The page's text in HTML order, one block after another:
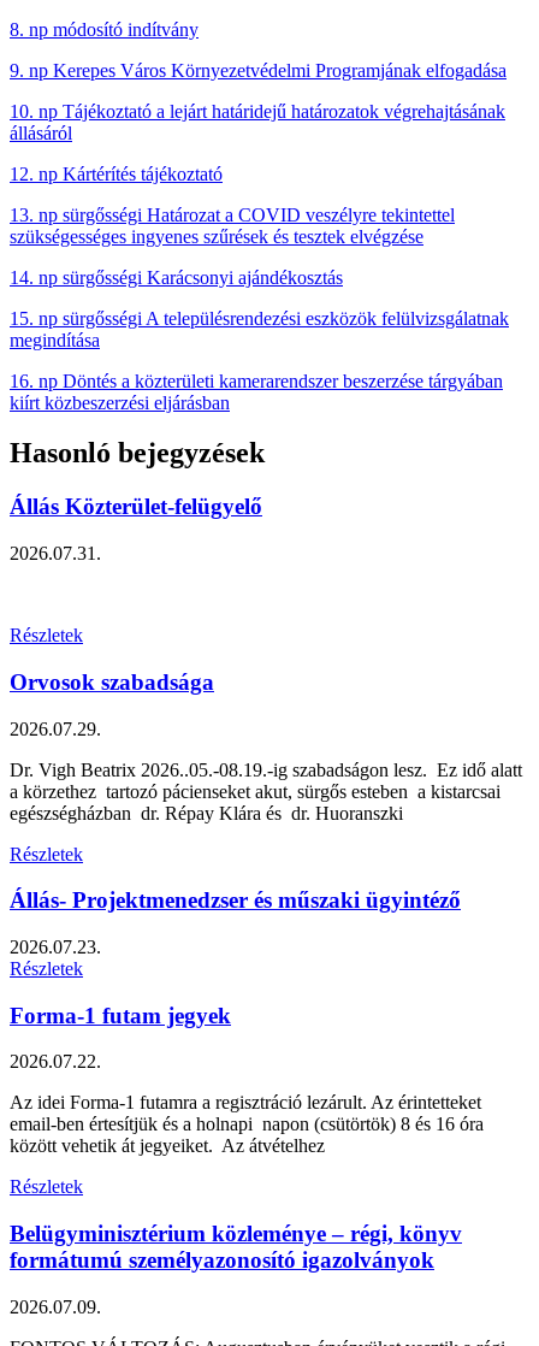
8. np módosító indítvány
9. np Kerepes Város Környezetvédelmi Programjának elfogadása
10. np Tájékoztató a lejárt határidejű határozatok végrehajtásának
állásáról
12. np Kártérítés tájékoztató
13. np sürgősségi Határozat a COVID veszélyre tekintettel
szükségességes ingyenes szűrések és tesztek elvégzése
14. np sürgősségi Karácsonyi ajándékosztás
15. np sürgősségi A településrendezési eszközök felülvizsgálatnak
megindítása
16. np Döntés a közterületi kamerarendszer beszerzése tárgyában
kiírt közbeszerzési eljárásban
Hasonló bejegyzések
Állás Közterület-felügyelő
2026.07.31.
Részletek
Orvosok szabadsága
2026.07.29.
Dr. Vigh Beatrix 2026..05.-08.19.-ig szabadságon lesz. Ez idő alatt
a körzethez tartozó pácienseket akut, sürgős esteben a kistarcsai
egészségházban dr. Répay Klára és dr. Huoranszki
Részletek
Állás- Projektmenedzser és műszaki ügyintéző
2026.07.23.
Részletek
Forma-1 futam jegyek
2026.07.22.
Az idei Forma-1 futamra a regisztráció lezárult. Az érintetteket
email-ben értesítjük és a holnapi napon (csütörtök) 8 és 16 óra
között vehetik át jegyeiket. Az átvételhez
Részletek
Belügyminisztérium közleménye – régi, könyv
formátumú személyazonosító igazolványok
2026.07.09.